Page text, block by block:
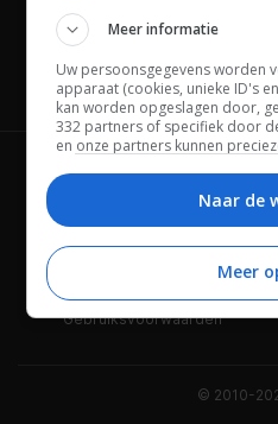
Channels
Wie is FWD
Adverteren
Gebruiksvoorwaarden
© 2010-
Meer informatie
Uw persoonsgegevens worden
apparaat (cookies, unieke ID's
kan worden opgeslagen door,
332 partners of specifiek door
en onze partners kunnen
Bepaalde leveranciers kunnen
beheren. Zoek onderaan deze
een link om uw toestemming te
privacy- en cookie-instellingen.
Naar de
Meer